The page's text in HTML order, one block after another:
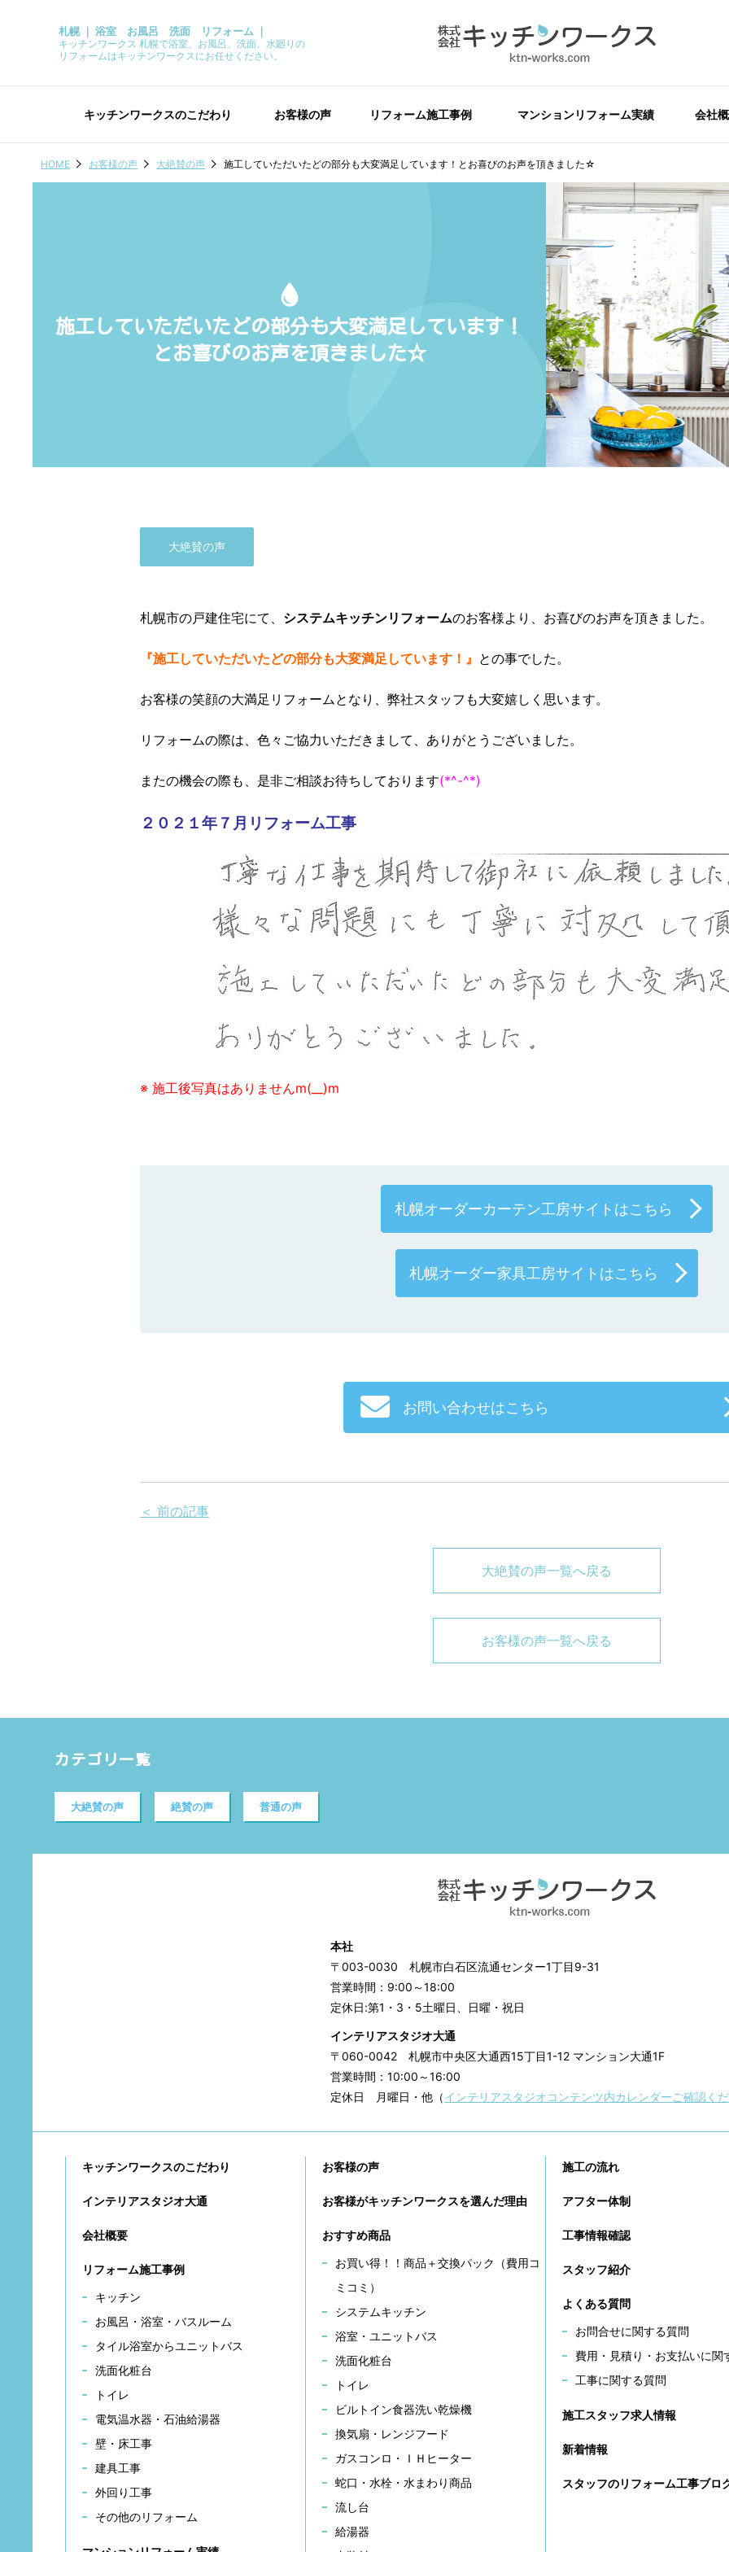
札幌 ｜ 浴室 お風呂 洗面 リフォーム ｜
キッチンワークス 札幌で浴室、お風呂、洗面、水廻りの
リフォームはキッチンワークスにお任せください。
キッチンワークスのこだわり お客様の声 リフォーム施工事例 マンションリフォーム実績 会社
HOME お客様の声 大絶賛の声 施工していただいたどの部分も大変満足しています！とお喜びのお声を頂きました☆
施工していただいたどの部分も大変満足しています！
とお喜びのお声を頂きました☆
大絶賛の声
札幌市の戸建住宅にて、 システムキッチンリフォームのお客様より、お喜びのお声を頂きました。
『施工していただいたどの部分も大変満足しています！』 との事でした。
お客様の笑顔の大満足リフォームとなり、弊社スタッフも大変嬉しく思います。
リフォームの際は、色々ご協力いただきまして、ありがとうございました。
またの機会の際も、是非ご相談お待ちしております(*^-^*)
２０２１年７月リフォーム工事
※ 施工後写真はありませんm(__)m
札幌オーダーカーテン工房サイトはこちら
札幌オーダー家具工房サイトはこちら
お問い合わせはこちら
＜ 前の記事
大絶賛の声一覧へ戻る
お客様の声一覧へ戻る
カテゴリ一覧
大絶賛の声 絶賛の声 普通の声
本社
〒003-0030 札幌市白石区流通センター1丁目9-31
営業時間：9:00～18:00
定休日:第1・3・5土曜日、日曜・祝日
インテリアスタジオ大通
〒060-0042 札幌市中央区大通西15丁目1-12 マンション大通1F
営業時間：10:00～16:00
定休日 月曜日・他（インテリアスタジオコンテンツ内カレンダーご確認く
キッチンワークスのこだわり
インテリアスタジオ大通
会社概要
リフォーム施工事例
キッチン
お風呂・浴室・バスルーム
タイル浴室からユニットバス
洗面化粧台
トイレ
電気温水器・石油給湯器
壁・床工事
建具工事
外回り工事
その他のリフォーム
お客様の声
お客様がキッチンワークスを選んだ理由
おすすめ商品
お買い得！！商品＋交換パック（費用コ
ミコミ）
システムキッチン
浴室・ユニットバス
洗面化粧台
トイレ
ビルトイン食器洗い乾燥機
換気扇・レンジフード
ガスコンロ・ＩＨヒーター
蛇口・水栓・水まわり商品
流し台
給湯器
施工の流れ
アフター体制
工事情報確認
スタッフ紹介
よくある質問
お問合せに関する質問
費用・見積り・お支払いに関
工事に関する質問
施工スタッフ求人情報
新着情報
スタッフのリフォーム工事ブロ